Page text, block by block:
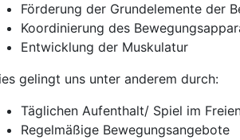
Förderung der Grundelemente der
Koordinierung des
Entwicklung der Muskulatur
gelingt uns unter anderem durch:
Täglichen Aufenthalt/ Spiel im
Regelmäßige Bewegungsangebote